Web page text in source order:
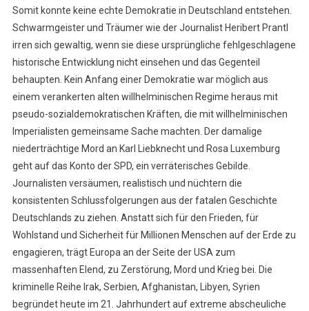
Somit konnte keine echte Demokratie in Deutschland entstehen.
Schwarmgeister und Träumer wie der Journalist Heribert Prantl
irren sich gewaltig, wenn sie diese ursprüngliche fehlgeschlagene
historische Entwicklung nicht einsehen und das Gegenteil
behaupten. Kein Anfang einer Demokratie war möglich aus
einem verankerten alten willhelminischen Regime heraus mit
pseudo-sozialdemokratischen Kräften, die mit willhelminischen
Imperialisten gemeinsame Sache machten. Der damalige
niederträchtige Mord an Karl Liebknecht und Rosa Luxemburg
geht auf das Konto der SPD, ein verräterisches Gebilde.
Journalisten versäumen, realistisch und nüchtern die
konsistenten Schlussfolgerungen aus der fatalen Geschichte
Deutschlands zu ziehen. Anstatt sich für den Frieden, für
Wohlstand und Sicherheit für Millionen Menschen auf der Erde zu
engagieren, trägt Europa an der Seite der USA zum
massenhaften Elend, zu Zerstörung, Mord und Krieg bei. Die
kriminelle Reihe Irak, Serbien, Afghanistan, Libyen, Syrien
begründet heute im 21. Jahrhundert auf extreme abscheuliche